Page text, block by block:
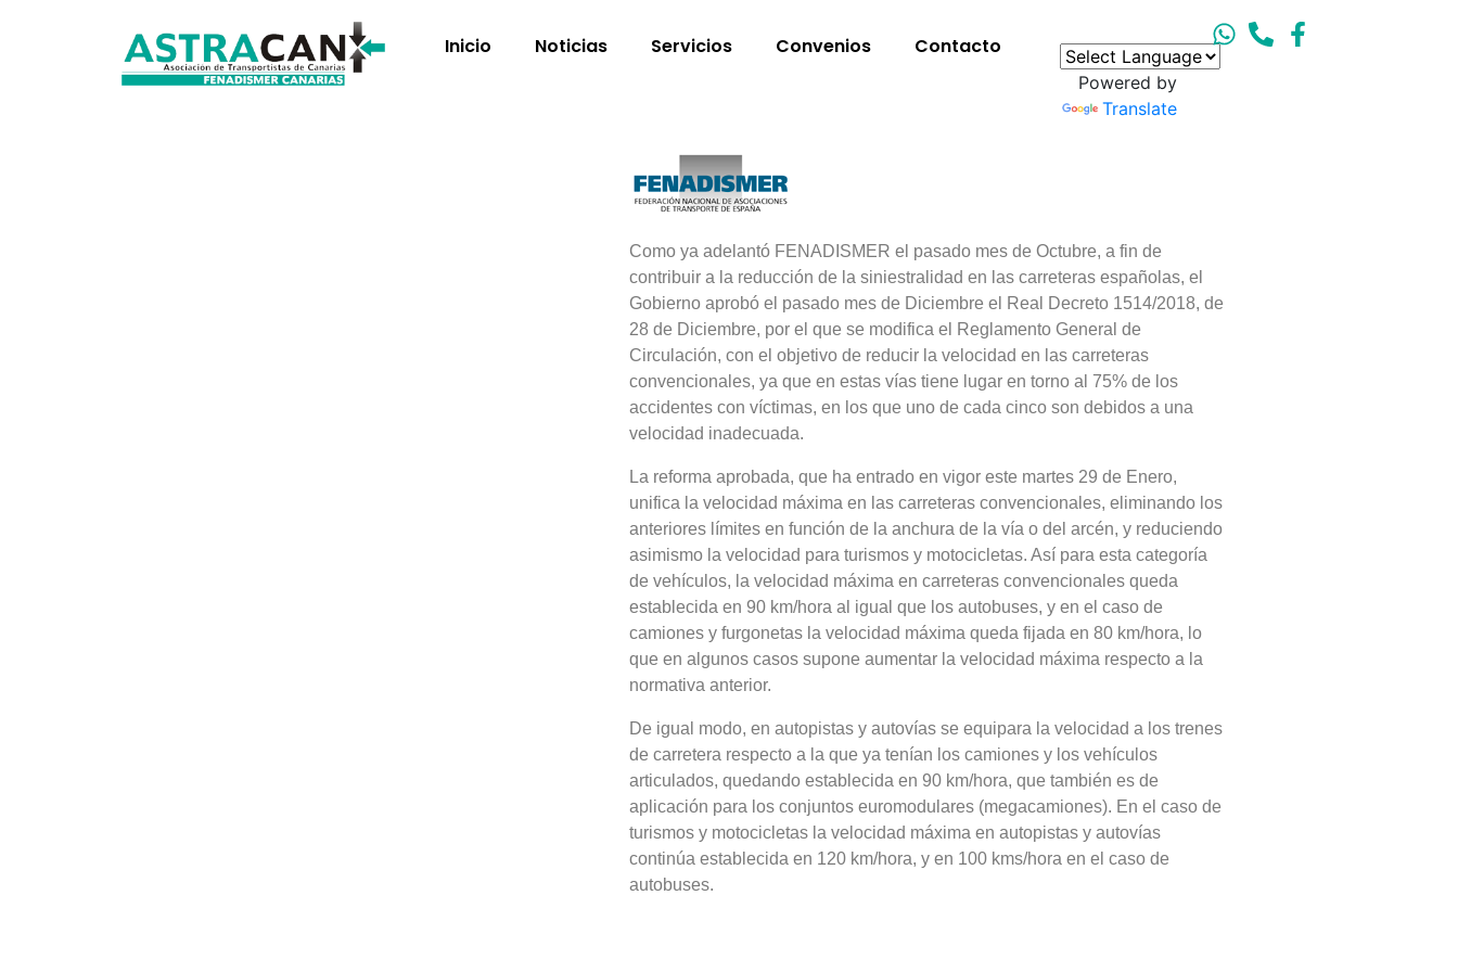
Inicio Noticias Servicios Convenios Contacto
Powered by
Translate
Como ya adelantó FENADISMER el pasado mes de Octubre, a fin de
contribuir a la reducción de la siniestralidad en las carreteras españolas, el
Gobierno aprobó el pasado mes de Diciembre el Real Decreto 1514/2018, de
28 de Diciembre, por el que se modifica el Reglamento General de
Circulación, con el objetivo de reducir la velocidad en las carreteras
convencionales, ya que en estas vías tiene lugar en torno al 75% de los
accidentes con víctimas, en los que uno de cada cinco son debidos a una
velocidad inadecuada.
La reforma aprobada, que ha entrado en vigor este martes 29 de Enero,
unifica la velocidad máxima en las carreteras convencionales, eliminando los
anteriores límites en función de la anchura de la vía o del arcén, y reduciendo
asimismo la velocidad para turismos y motocicletas. Así para esta categoría
de vehículos, la velocidad máxima en carreteras convencionales queda
establecida en 90 km/hora al igual que los autobuses, y en el caso de
camiones y furgonetas la velocidad máxima queda fijada en 80 km/hora, lo
que en algunos casos supone aumentar la velocidad máxima respecto a la
normativa anterior.
De igual modo, en autopistas y autovías se equipara la velocidad a los trenes
de carretera respecto a la que ya tenían los camiones y los vehículos
articulados, quedando establecida en 90 km/hora, que también es de
aplicación para los conjuntos euromodulares (megacamiones). En el caso de
turismos y motocicletas la velocidad máxima en autopistas y autovías
continúa establecida en 120 km/hora, y en 100 kms/hora en el caso de
autobuses.